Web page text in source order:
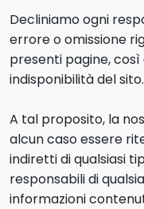
Decliniamo ogni
errore o omissione
presenti pagine,
indisponibilità del sito.
A tal proposito, la
alcun caso essere
indiretti di qualsiasi
responsabili di
informazioni